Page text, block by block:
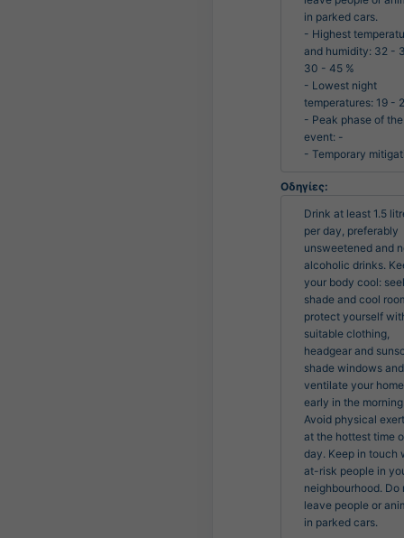
in parked cars.
- Highest
and humidity: 32 -
30 - 45 %
- Lowest night
temperatures: 19 -
- Peak phase of the
event: -
- Temporary
Οδηγίες:
Drink at least 1.5
per day, preferably
unsweetened and
alcoholic drinks.
your body cool:
shade and cool
protect yourself
suitable clothing,
headgear and
shade windows and
ventilate your home
early in the
Avoid physical
at the hottest time
day. Keep in touch
at-risk people in
neighbourhood. Do
leave people or
in parked cars.